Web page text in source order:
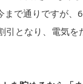
まで通りですが、
引となり、電気を